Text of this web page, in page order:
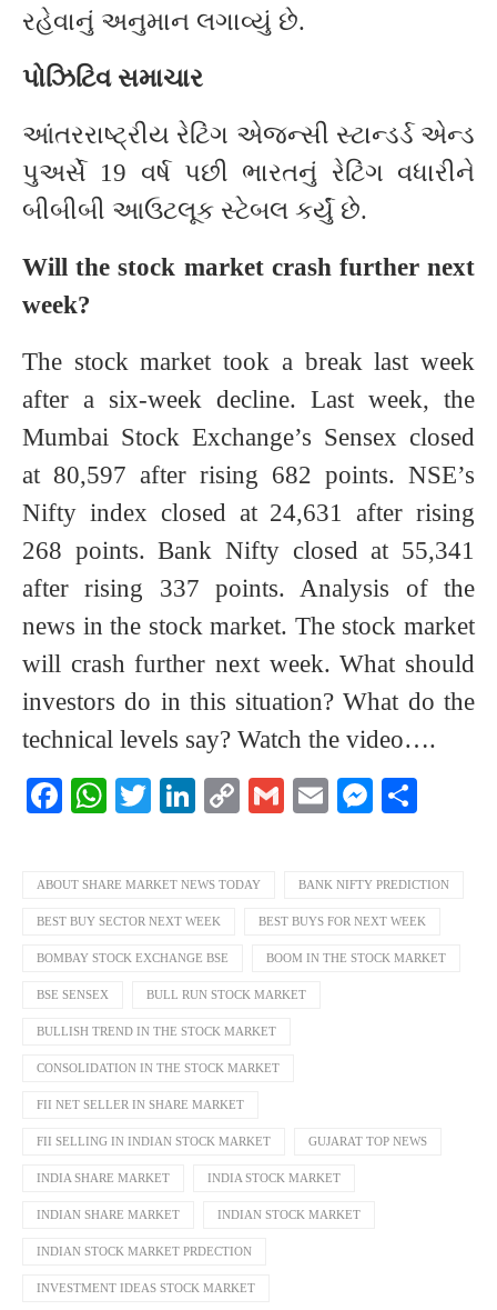
રહેવાનું અનુમાન લગાવ્યું છે.
પોઝિટિવ સમાચાર
આંતરરાષ્ટ્રીય રેટિંગ એજન્સી સ્ટાન્ડર્ડ એન્ડ
પુઅર્સે 19 વર્ષ પછી ભારતનું રેટિંગ વધારીને
બીબીબી આઉટલૂક સ્ટેબલ કર્યું છે.
Will the stock market crash further next
week?
The stock market took a break last week
after a six-week decline. Last week, the
Mumbai Stock Exchange’s Sensex closed
at 80,597 after rising 682 points. NSE’s
Nifty index closed at 24,631 after rising
268 points. Bank Nifty closed at 55,341
after rising 337 points. Analysis of the
news in the stock market. The stock market
will crash further next week. What should
investors do in this situation? What do the
technical levels say? Watch the video….
Facebook
WhatsApp
TwitterLinkedIn
CopyGmailEmail
ABOUT SHARE MARKET NEWS TODAY BANK NIFTY PREDICTION
BEST BUY SECTOR NEXT WEEK BEST BUYS FOR NEXT WEEK
BOMBAY STOCK EXCHANGE BSE BOOM IN THE STOCK MARKET
BSE SENSEX BULL RUN STOCK MARKET
BULLISH TREND IN THE STOCK MARKET
CONSOLIDATION IN THE STOCK MARKET
FII NET SELLER IN SHARE MARKET
FII SELLING IN INDIAN STOCK MARKET GUJARAT TOP NEWS
INDIA SHARE MARKET INDIA STOCK MARKET
INDIAN SHARE MARKET INDIAN STOCK MARKET
INDIAN STOCK MARKET PRDECTION
INVESTMENT IDEAS STOCK MARKET